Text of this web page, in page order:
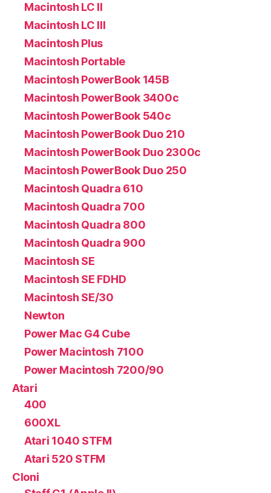
Macintosh LC II
Macintosh LC III
Macintosh Plus
Macintosh Portable
Macintosh PowerBook 145B
Macintosh PowerBook 3400c
Macintosh PowerBook 540c
Macintosh PowerBook Duo 210
Macintosh PowerBook Duo 2300c
Macintosh PowerBook Duo 250
Macintosh Quadra 610
Macintosh Quadra 700
Macintosh Quadra 800
Macintosh Quadra 900
Macintosh SE
Macintosh SE FDHD
Macintosh SE/30
Newton
Power Mac G4 Cube
Power Macintosh 7100
Power Macintosh 7200/90
Atari
400
600XL
Atari 1040 STFM
Atari 520 STFM
Cloni